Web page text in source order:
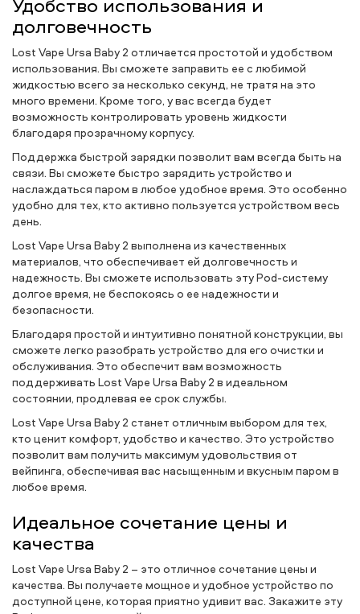
долговечность
Lost Vape Ursa Baby 2 отличается простотой и удобством
использования. Вы сможете заправить ее с любимой
жидкостью всего за несколько секунд, не тратя на это
много времени. Кроме того, у вас всегда будет
возможность контролировать уровень жидкости
благодаря прозрачному корпусу.
Поддержка быстрой зарядки позволит вам всегда быть на
связи. Вы сможете быстро зарядить устройство и
наслаждаться паром в любое удобное время. Это особенно
удобно для тех, кто активно пользуется устройством весь
день.
Lost Vape Ursa Baby 2 выполнена из качественных
материалов, что обеспечивает ей долговечность и
надежность. Вы сможете использовать эту Pod-систему
долгое время, не беспокоясь о ее надежности и
безопасности.
Благодаря простой и интуитивно понятной конструкции, вы
сможете легко разобрать устройство для его очистки и
обслуживания. Это обеспечит вам возможность
поддерживать Lost Vape Ursa Baby 2 в идеальном
состоянии, продлевая ее срок службы.
Lost Vape Ursa Baby 2 станет отличным выбором для тех,
кто ценит комфорт, удобство и качество. Это устройство
позволит вам получить максимум удовольствия от
вейпинга, обеспечивая вас насыщенным и вкусным паром в
любое время.
Идеальное сочетание цены и
качества
Lost Vape Ursa Baby 2 – это отличное сочетание цены и
качества. Вы получаете мощное и удобное устройство по
доступной цене, которая приятно удивит вас. Закажите эту